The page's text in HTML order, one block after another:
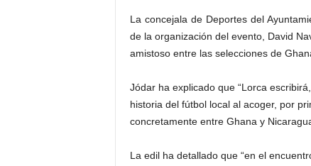
La concejala de Deportes del
de la organización del evento, David
amistoso entre las selecciones de
Jódar ha explicado que “Lorca
historia del fútbol local al acoger, por
concretamente entre Ghana y
La edil ha detallado que “en el